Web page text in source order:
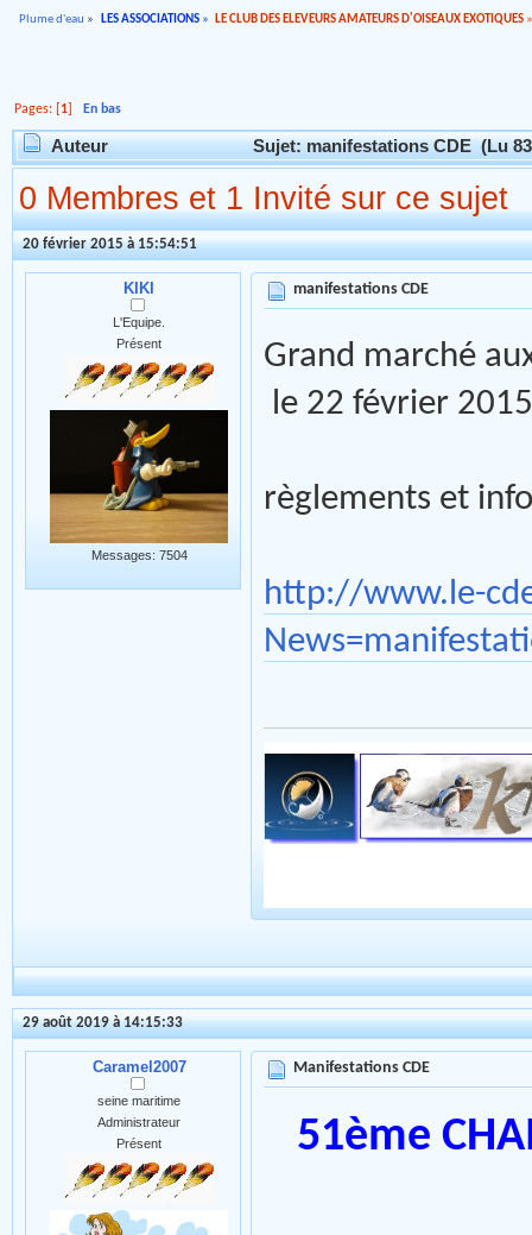
Plume d'eau » LES ASSOCIATIONS» LE CLUB DES ELEVEURS AMATEURS D'OISEAUX EXOTIQUES
Pages: [ 1 ]En bas
Auteur Sujet: manifestations CDE (Lu
0 Membres et 1 Invité sur ce sujet
20 février 2015 à 15:54:51
KIKI
L'Equipe.
Présent
Messages: 7504
manifestations CDE
Grand marché
le 22 février
règlements et
http://www.le-
29 août 2019 à 14:15:33
Caramel2007
seine maritime
Administrateur
Présent
Manifestations CDE
51ème